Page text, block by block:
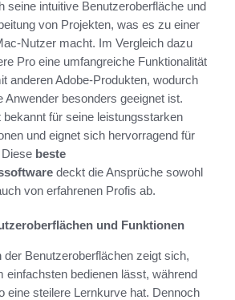
seine intuitive Benutzeroberfläche und
von Projekten, was es zu einer
Nutzer macht. Im Vergleich dazu
Pro eine umfangreiche Funktionalität
anderen Adobe-Produkten, wodurch
Anwender besonders geeignet ist.
für seine leistungsstarken
und eignet sich hervorragend für
beste
deckt die Ansprüche sowohl
von erfahrenen Profis ab.
und Funktionen
der Benutzeroberflächen zeigt sich,
einfachsten bedienen lässt, während
eine steilere Lernkurve hat. Dennoch